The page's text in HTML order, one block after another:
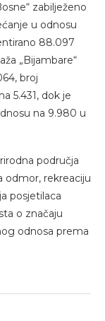
zabilježeno
u odnosu
88.097
„Bijambare“
broj
5.431, dok je
na 9.980 u
područja
odmor, rekreaciju
posjetilaca
o značaju
odnosa prema